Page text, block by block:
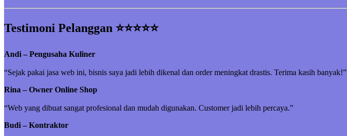
Testimoni Pelanggan ⭐⭐⭐⭐⭐
Andi – Pengusaha Kuliner
“Sejak pakai jasa web ini, bisnis saya jadi lebih dikenal dan order meningkat drastis. Terima kasih banyak!”
Rina – Owner Online Shop
“Web yang dibuat sangat profesional dan mudah digunakan. Customer jadi lebih percaya.”
Budi – Kontraktor